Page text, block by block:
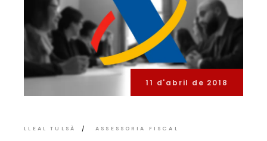
11 d'abril de 2018
LLEAL TULSÀ ASSESSORIA FISCAL